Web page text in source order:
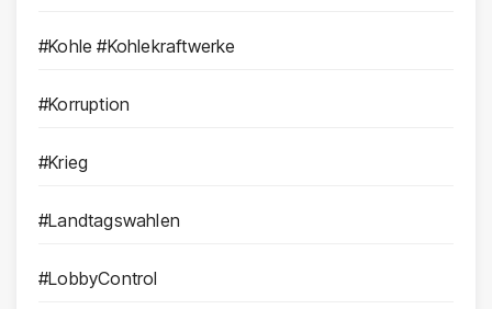
#Kohle #Kohlekraftwerke
#Korruption
#Krieg
#Landtagswahlen
#LobbyControl